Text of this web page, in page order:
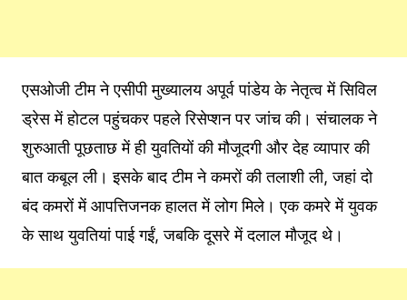
एसओजी टीम ने एसीपी मुख्यालय अपूर्व पांडेय के नेतृत्व में सिविल
ड्रेस में होटल पहुंचकर पहले रिसेप्शन पर जांच की। संचालक ने
शुरुआती पूछताछ में ही युवतियों की मौजूदगी और देह व्यापार की
बात कबूल ली। इसके बाद टीम ने कमरों की तलाशी ली, जहां दो
बंद कमरों में आपत्तिजनक हालत में लोग मिले। एक कमरे में युवक
के साथ युवतियां पाई गईं, जबकि दूसरे में दलाल मौजूद थे।